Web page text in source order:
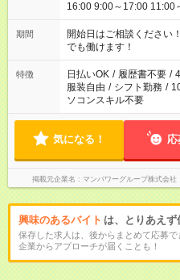
16:00 9:00～17:00 11:00～
場合、他のお仕事と合わ
ん ※法令に基づき、週20
となります ※労働者派遣
短時間・短期間の就業は
期間
開始日はご相談くださ
でも働けます！
特徴 日払いOK / 履歴書不要 /
服装自由 / シフト勤務 /
ソコンスキル不要
気になる！ 応
掲載元企業名 マンパワーグループ株式会
興味のあるバイト は、とりあえず
保存した求人は、後からまとめて応募で
企業からアプローチが届くことも！